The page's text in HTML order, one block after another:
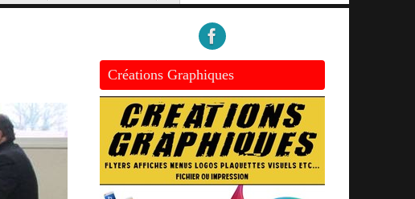
Créations Graphiques